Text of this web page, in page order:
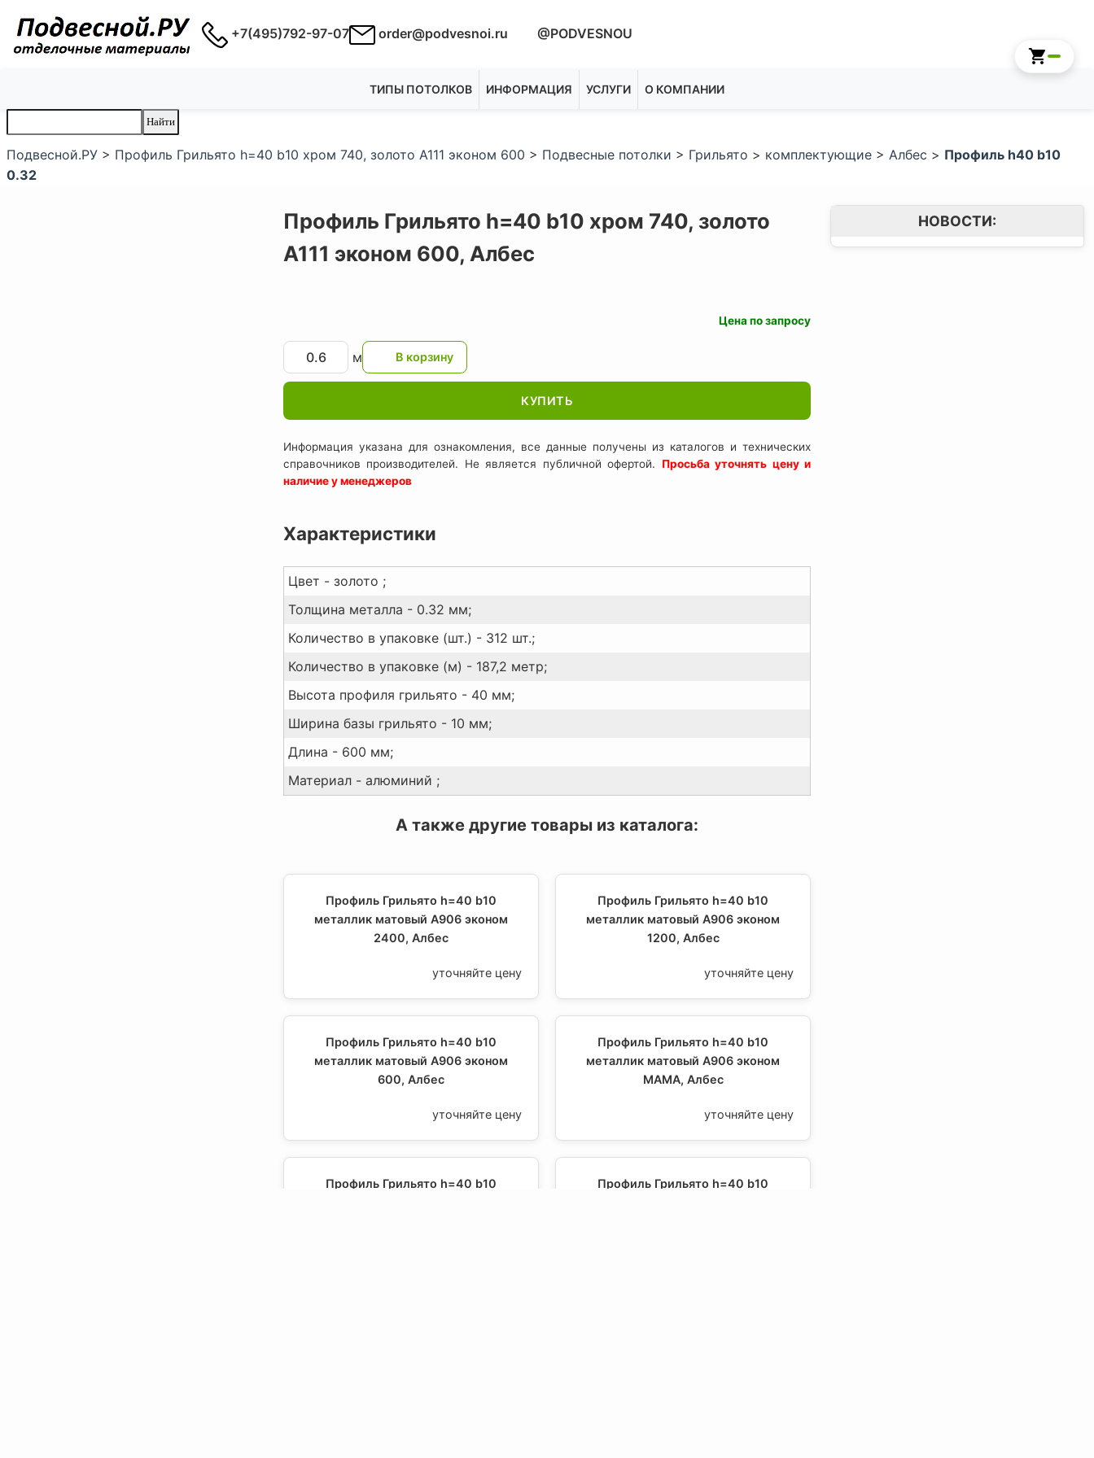
+7(495)792-97-07 order@podvesnoi.ru @PODVESNOU
ТИПЫ ПОТОЛКОВ ИНФОРМАЦИЯ УСЛУГИ О КОМПАНИИ
Подвесной.РУ > Профиль Грильято h=40 b10 хром 740, золото А111 эконом 600 > Подвесные потолки > Грильято > комплектующие > Албес > Профиль h40 b10
0.32
Профиль Грильято h=40 b10 хром 740, золото
А111 эконом 600, Албес
Цена по запросу
м
КУПИТЬ
Информация указана для ознакомления, все данные получены из каталогов и технических
справочников производителей. Не является публичной офертой. Просьба уточнять цену и
наличие у менеджеров
Характеристики
Цвет - золото ;
Толщина металла - 0.32 мм;
Количество в упаковке (шт.) - 312 шт.;
Количество в упаковке (м) - 187,2 метр;
Высота профиля грильято - 40 мм;
Ширина базы грильято - 10 мм;
Длина - 600 мм;
Материал - алюминий ;
А также другие товары из каталога:
Профиль Грильято h=40 b10
металлик матовый А906 эконом
2400, Албес
уточняйте цену
Профиль Грильято h=40 b10
металлик матовый А906 эконом
1200, Албес
уточняйте цену
Профиль Грильято h=40 b10
металлик матовый А906 эконом
600, Албес
уточняйте цену
Профиль Грильято h=40 b10
металлик матовый А906 эконом
МАМА, Албес
уточняйте цену
Профиль Грильято h=40 b10
Профиль Грильято h=40 b10
НОВОСТИ: